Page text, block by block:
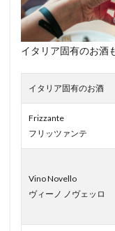
イタリア固有のお酒
イタリア固有のお酒
Frizzante
フリッツァンテ
Vino Novello
ヴィーノ ノヴェッロ